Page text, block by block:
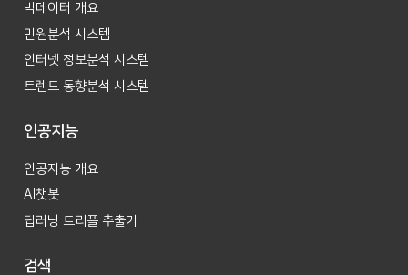
빅데이터 개요
민원분석 시스템
인터넷 정보분석 시스템
트렌드 동향분석 시스템
인공지능
인공지능 개요
AI챗봇
딥러닝 트리플 추출기
검색